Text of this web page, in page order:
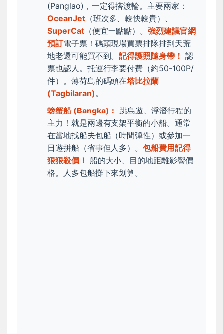
(Panglao)，一定得搭渡輪。主要兩家：
OceanJet （班次多、較快較貴）、
SuperCat （便宜一點點）。 強烈建議官網
預訂電子票！碼頭現場買票排隊排到天荒
地老還可能買不到。 記得護照隨身帶！ 認
票也認人。托運行李要付費（約50-100P/
件）。薄荷島的碼頭在塔比拉蘭
(Tagbilaran) 。
螃蟹船 (Bangka)： 跳島遊、浮潛行程的
主力！就是兩邊有支架平衡的小船。通常
在當地找船夫包船（時間彈性）或參加一
日遊拼船（省事但人多）。 包船費用記得
狠狠殺價！ 船的大小、目的地距離影響價
格。人多包船攤下來划算。